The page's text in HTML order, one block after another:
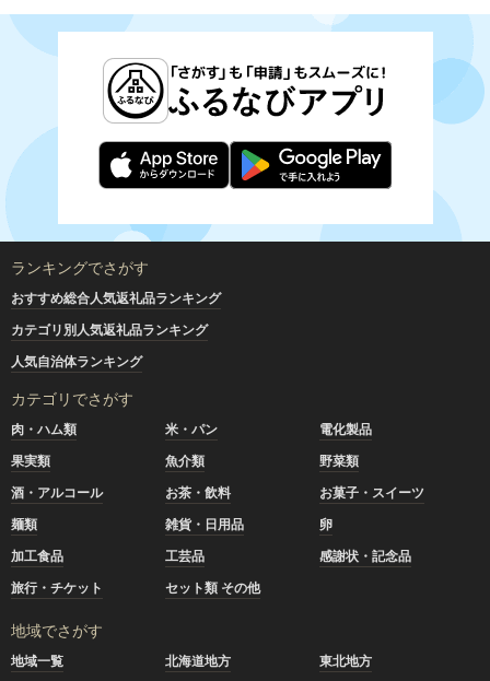
ランキングでさがす
おすすめ総合人気返礼品ランキング
カテゴリ別人気返礼品ランキング
人気自治体ランキング
カテゴリでさがす
肉・ハム類 米・パン
電化製品
果実類
魚介類
野菜類
酒・アルコール
お茶・飲料
お菓子・スイーツ
麺類
雑貨・日用品
卵
加工食品
工芸品
感謝状・記念品
旅行・チケット
セット類 その他
地域でさがす
地域一覧 北海道地方
東北地方